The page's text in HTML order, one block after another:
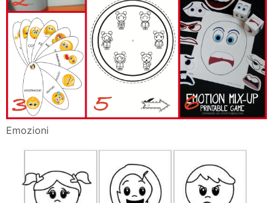
Emozioni